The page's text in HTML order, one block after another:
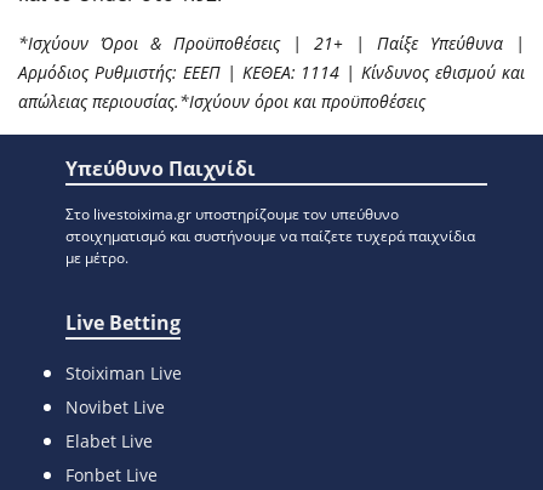
*Ισχύουν Όροι & Προϋποθέσεις | 21+ | Παίξε Υπεύθυνα |
Αρμόδιος Ρυθμιστής: ΕΕΕΠ | ΚΕΘΕΑ: 1114 | Κίνδυνος εθισμού και
απώλειας περιουσίας.*Ισχύουν όροι και προϋποθέσεις
Υπεύθυνο Παιχνίδι
Στο livestoixima.gr υποστηρίζουμε τον υπεύθυνο
στοιχηματισμό και συστήνουμε να παίζετε τυχερά παιχνίδια
με μέτρο.
Live Betting
Stoiximan Live
Novibet Live
Elabet Live
Fonbet Live